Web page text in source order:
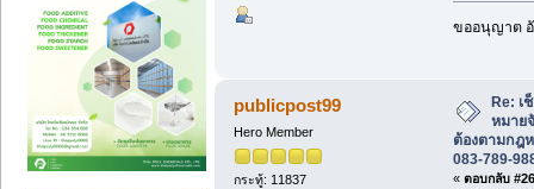
ขออนุญาต
publicpost99
Hero Member
กระทู้: 11837
Re: เ
หมาย
ต้องตามกฎ
083-789-
« ตอบกลับ